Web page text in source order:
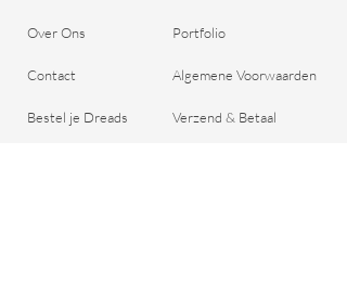
Over Ons
Contact
Bestel je Dreads
Portfolio
Algemene Voorwaarden
Verzend & Betaal